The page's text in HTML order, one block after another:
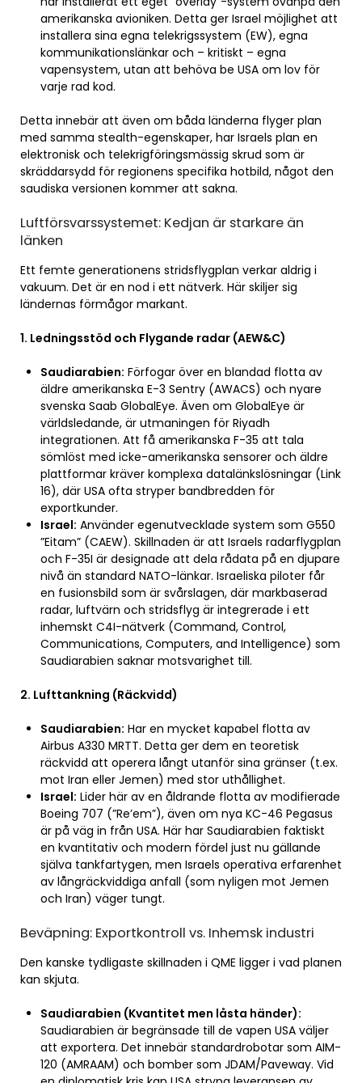
amerikanska avioniken. Detta ger Israel möjlighet att
installera sina egna telekrigssystem (EW), egna
kommunikationslänkar och – kritiskt – egna
vapensystem, utan att behöva be USA om lov för
varje rad kod.
Detta innebär att även om båda länderna flyger plan
med samma stealth-egenskaper, har Israels plan en
elektronisk och telekrigföringsmässig skrud som är
skräddarsydd för regionens specifika hotbild, något den
saudiska versionen kommer att sakna.
Luftförsvarssystemet: Kedjan är starkare än
länken
Ett femte generationens stridsflygplan verkar aldrig i
vakuum. Det är en nod i ett nätverk. Här skiljer sig
ländernas förmågor markant.
1. Ledningsstöd och Flygande radar (AEW&C)
Saudiarabien: Förfogar över en blandad flotta av
äldre amerikanska E-3 Sentry (AWACS) och nyare
svenska Saab GlobalEye. Även om GlobalEye är
världsledande, är utmaningen för Riyadh
integrationen. Att få amerikanska F-35 att tala
sömlöst med icke-amerikanska sensorer och äldre
plattformar kräver komplexa datalänkslösningar (Link
16), där USA ofta stryper bandbredden för
exportkunder.
Israel: Använder egenutvecklade system som G550
”Eitam” (CAEW). Skillnaden är att Israels radarflygplan
och F-35I är designade att dela rådata på en djupare
nivå än standard NATO-länkar. Israeliska piloter får
en fusionsbild som är svårslagen, där markbaserad
radar, luftvärn och stridsflyg är integrerade i ett
inhemskt C4I-nätverk (Command, Control,
Communications, Computers, and Intelligence) som
Saudiarabien saknar motsvarighet till.
2. Lufttankning (Räckvidd)
Saudiarabien: Har en mycket kapabel flotta av
Airbus A330 MRTT. Detta ger dem en teoretisk
räckvidd att operera långt utanför sina gränser (t.ex.
mot Iran eller Jemen) med stor uthållighet.
Israel: Lider här av en åldrande flotta av modifierade
Boeing 707 (”Re’em”), även om nya KC-46 Pegasus
är på väg in från USA. Här har Saudiarabien faktiskt
en kvantitativ och modern fördel just nu gällande
själva tankfartygen, men Israels operativa erfarenhet
av långräckviddiga anfall (som nyligen mot Jemen
och Iran) väger tungt.
Beväpning: Exportkontroll vs. Inhemsk industri
Den kanske tydligaste skillnaden i QME ligger i vad planen
kan skjuta.
Saudiarabien (Kvantitet men låsta händer):
Saudiarabien är begränsade till de vapen USA väljer
att exportera. Det innebär standardrobotar som AIM-
120 (AMRAAM) och bomber som JDAM/Paveway. Vid